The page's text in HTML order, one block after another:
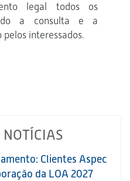
legal todos os
a consulta e a
interessados.
Clientes Aspec
da LOA 2027